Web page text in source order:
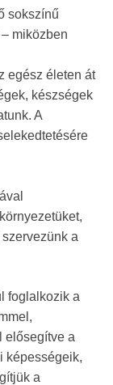
sokszínű
miközben
egész életen át
készségek
A
a
foglalkozik a
elősegítve a
képességeik,
a